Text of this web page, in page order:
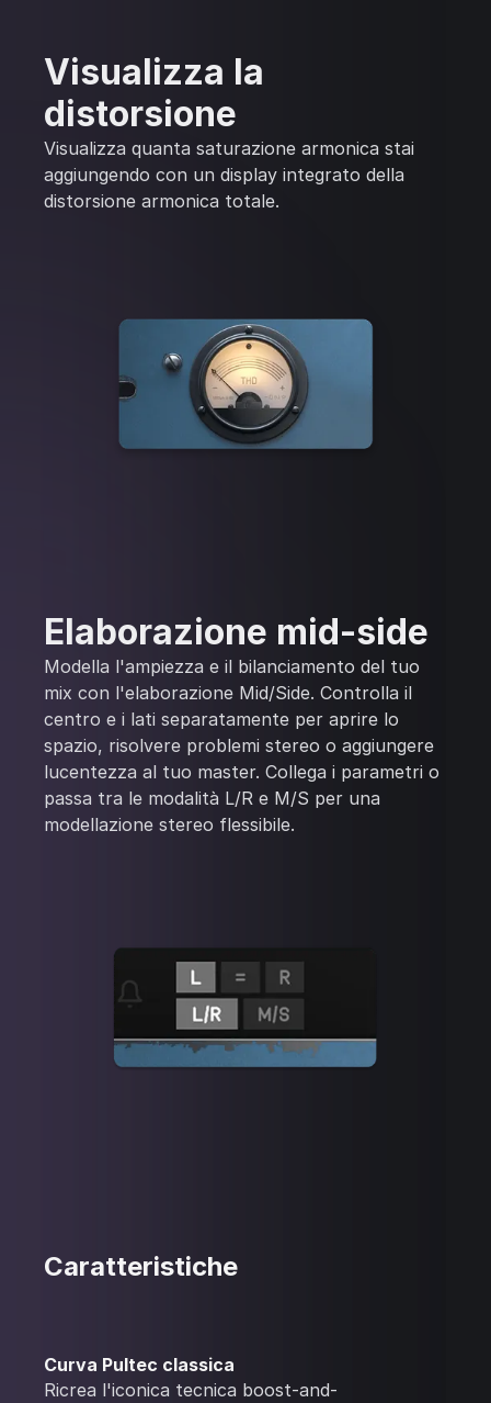
Visualizza la
distorsione
Visualizza quanta saturazione armonica stai
aggiungendo con un display integrato della
distorsione armonica totale.
Elaborazione mid-side
Modella l'ampiezza e il bilanciamento del tuo
mix con l'elaborazione Mid/Side. Controlla il
centro e i lati separatamente per aprire lo
spazio, risolvere problemi stereo o aggiungere
lucentezza al tuo master. Collega i parametri o
passa tra le modalità L/R e M/S per una
modellazione stereo flessibile.
Caratteristiche
Curva Pultec classica
Ricrea l'iconica tecnica boost-and-